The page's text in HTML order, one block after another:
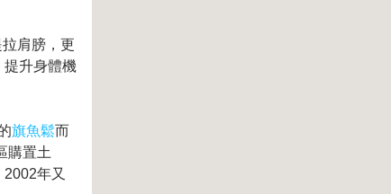
肩膀，更
提升身體機
旗魚鬆而
購置土
年又